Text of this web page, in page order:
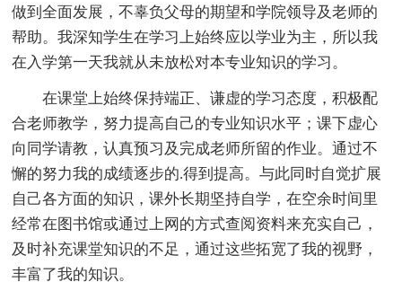
做到全面发展，不辜负父母的期望和学院领导及老师的
帮助。我深知学生在学习上始终应以学业为主，所以我
在入学第一天我就从未放松对本专业知识的学习。
在课堂上始终保持端正、谦虚的学习态度，积极配
合老师教学，努力提高自己的专业知识水平；课下虚心
向同学请教，认真预习及完成老师所留的作业。通过不
懈的努力我的成绩逐步的.得到提高。与此同时自觉扩展
自己各方面的知识，课外长期坚持自学，在空余时间里
经常在图书馆或通过上网的方式查阅资料来充实自己，
及时补充课堂知识的不足，通过这些拓宽了我的视野，
丰富了我的知识。